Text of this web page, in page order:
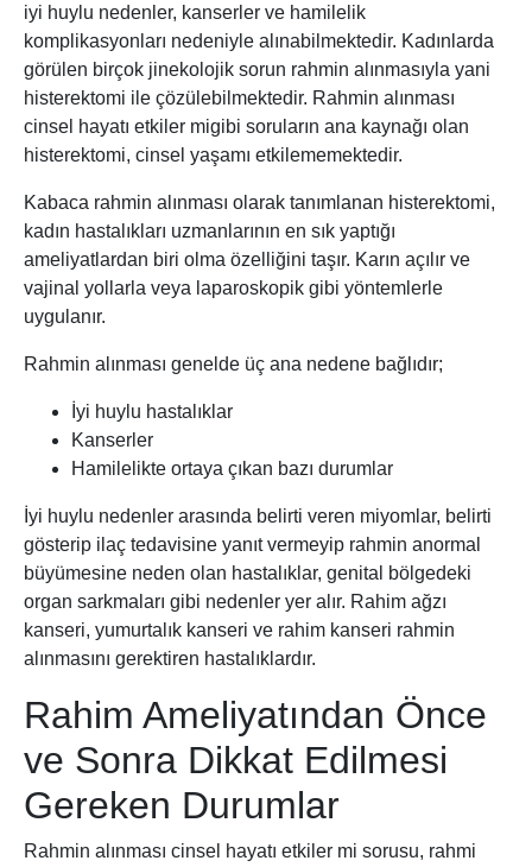
iyi huylu nedenler, kanserler ve hamilelik
komplikasyonları nedeniyle alınabilmektedir. Kadınlarda
görülen birçok jinekolojik sorun rahmin alınmasıyla yani
histerektomi ile çözülebilmektedir. Rahmin alınması
cinsel hayatı etkiler migibi soruların ana kaynağı olan
histerektomi, cinsel yaşamı etkilememektedir.
Kabaca rahmin alınması olarak tanımlanan histerektomi,
kadın hastalıkları uzmanlarının en sık yaptığı
ameliyatlardan biri olma özelliğini taşır. Karın açılır ve
vajinal yollarla veya laparoskopik gibi yöntemlerle
uygulanır.
Rahmin alınması genelde üç ana nedene bağlıdır;
İyi huylu hastalıklar
Kanserler
Hamilelikte ortaya çıkan bazı durumlar
İyi huylu nedenler arasında belirti veren miyomlar, belirti
gösterip ilaç tedavisine yanıt vermeyip rahmin anormal
büyümesine neden olan hastalıklar, genital bölgedeki
organ sarkmaları gibi nedenler yer alır. Rahim ağzı
kanseri, yumurtalık kanseri ve rahim kanseri rahmin
alınmasını gerektiren hastalıklardır.
Rahim Ameliyatından Önce
ve Sonra Dikkat Edilmesi
Gereken Durumlar
Rahmin alınması cinsel hayatı etkiler mi sorusu, rahmi